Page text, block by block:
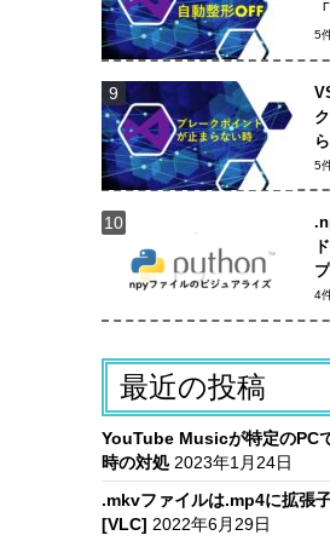
5
5
4
最近の投稿
YouTube Musicが特定のPC
時の対処 2023年1月24日
.mkvファイルは.mp4に拡張
[VLC] 2022年6月29日